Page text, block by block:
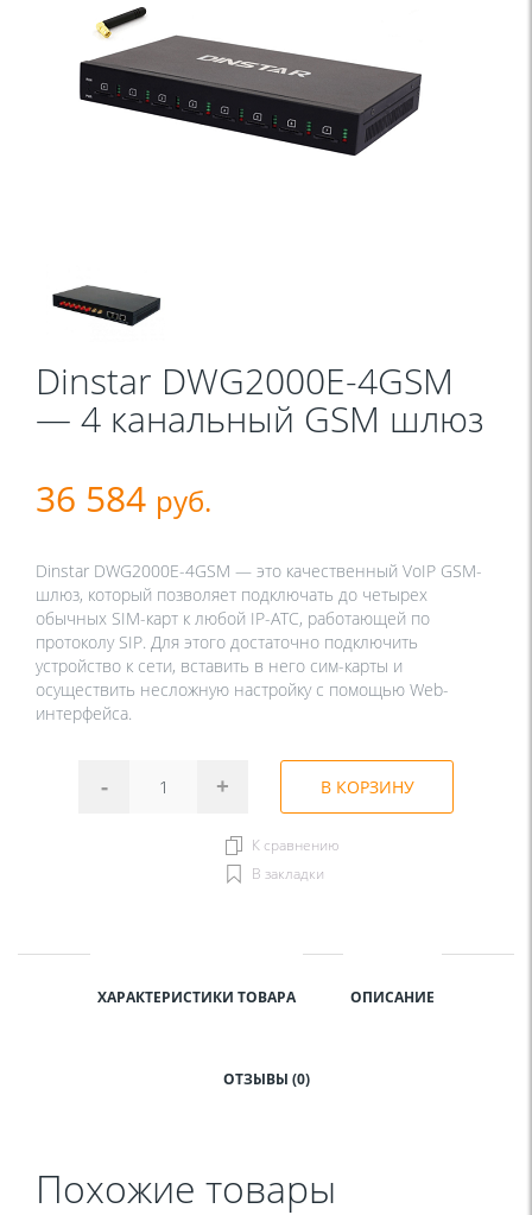
Dinstar DWG2000E-4GSM
— 4 канальный GSM шлюз
36 584 руб.
Dinstar DWG2000E-4GSM — это качественный VoIP GSM-
шлюз, который позволяет подключать до четырех
обычных SIM-карт к любой IP-АТС, работающей по
протоколу SIP. Для этого достаточно подключить
устройство к сети, вставить в него сим-карты и
осуществить несложную настройку с помощью Web-
интерфейса.
- + В КОРЗИНУ
К сравнению
В закладки
ХАРАКТЕРИСТИКИ ТОВАРА ОПИСАНИЕ
ОТЗЫВЫ (0)
Похожие товары